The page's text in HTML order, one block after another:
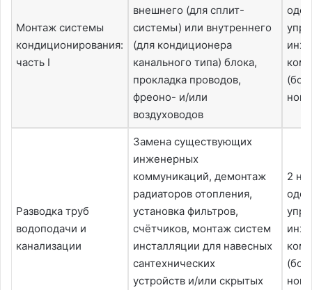
Монтаж системы
кондиционирования:
часть I
внешнего (для сплит-
системы) или внутреннего
(для кондиционера
канального типа) блока,
прокладка проводов,
фреоно- и/или
воздуховодов
Разводка труб
водоподачи и
канализации
Замена существующих
инженерных
коммуникаций, демонтаж
радиаторов отопления,
установка фильтров,
счётчиков, монтаж систем
инсталляции для навесных
сантехнических
устройств и/или скрытых
2